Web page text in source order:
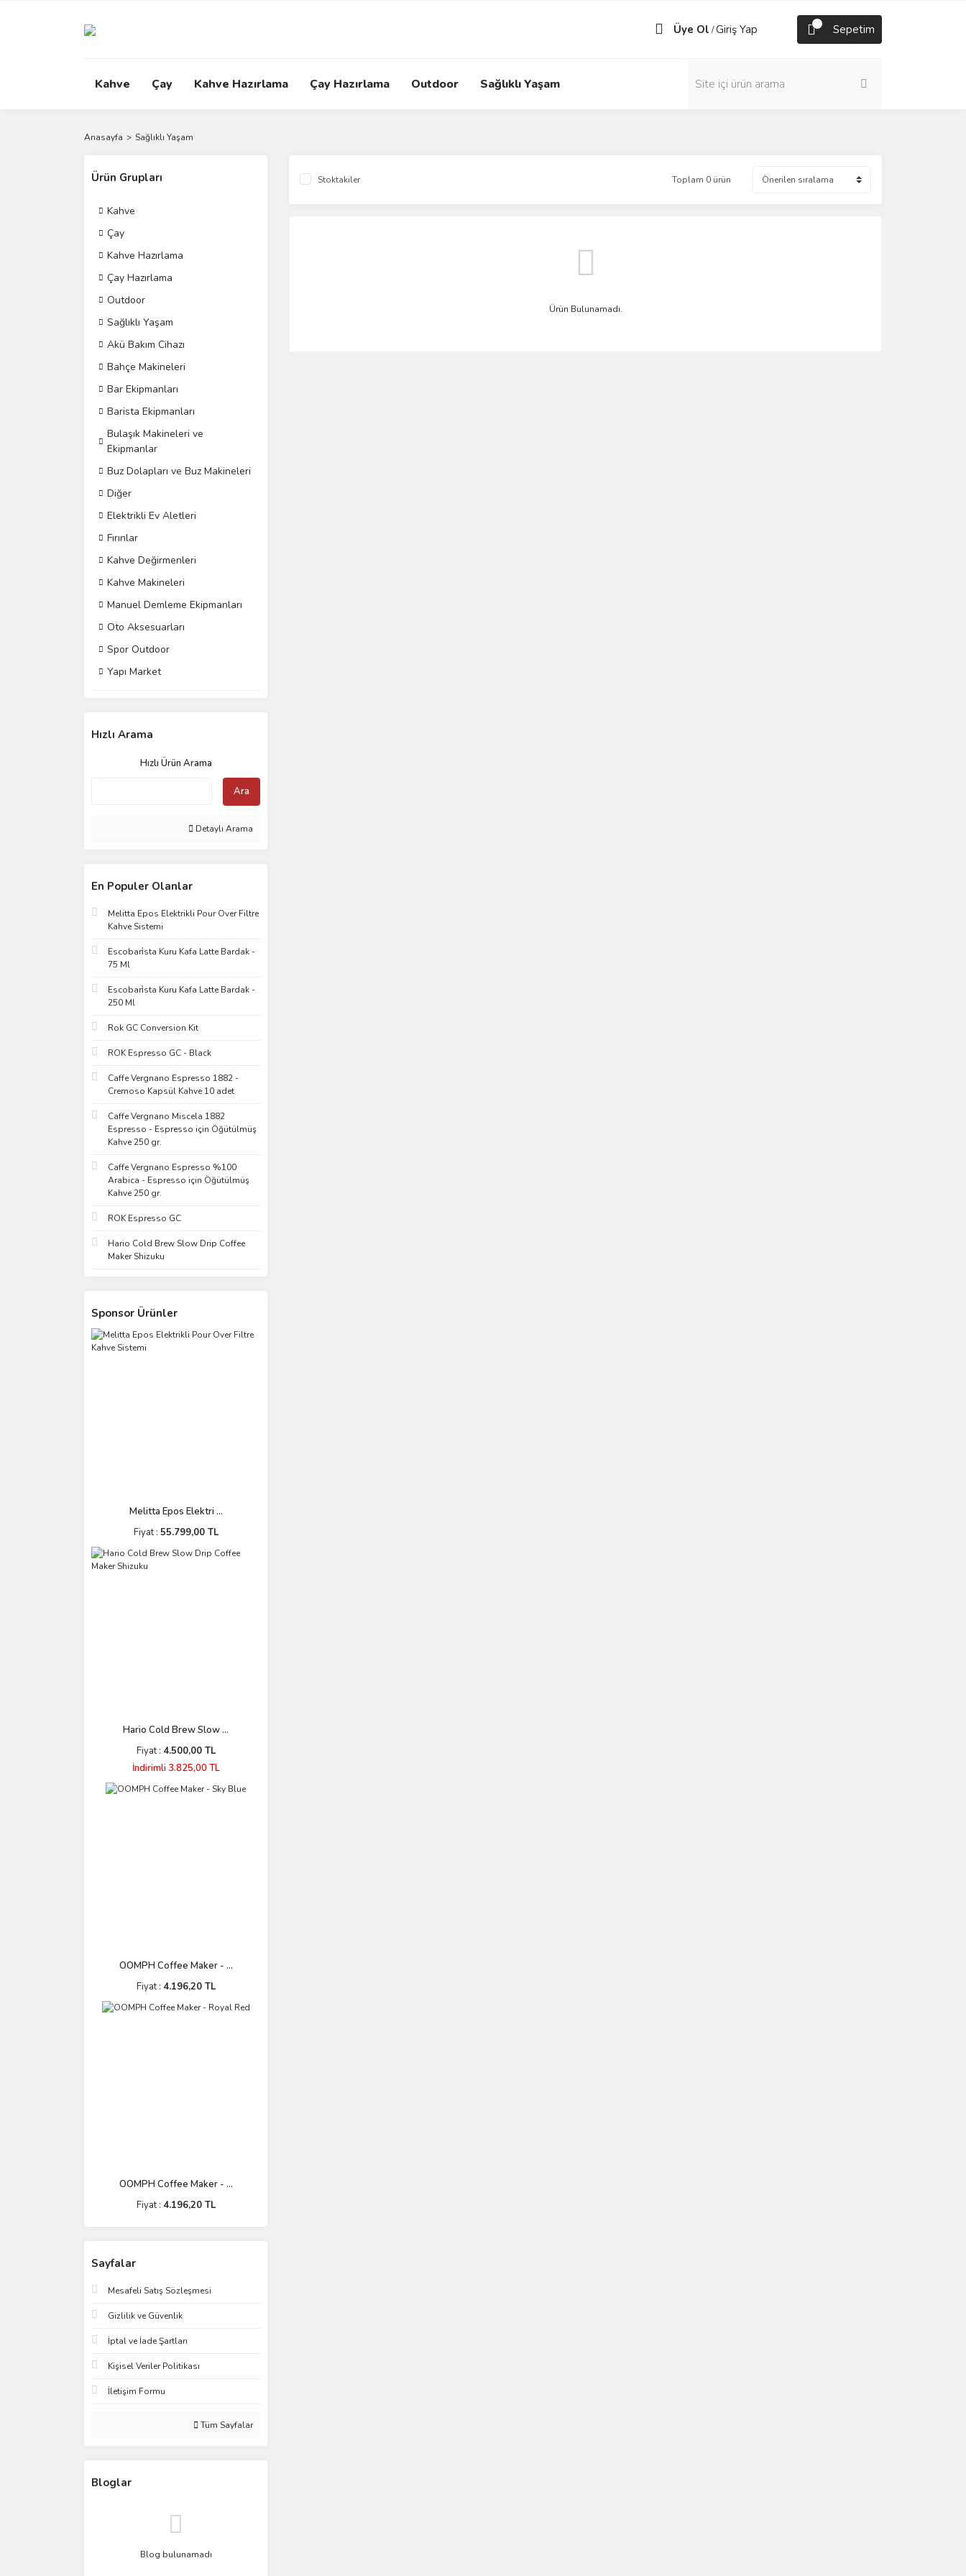
Üye Ol /Giriş Yap Sepetim
Kahve Çay Kahve Hazırlama Çay Hazırlama Outdoor Sağlıklı Yaşam
Anasayfa Sağlıklı Yaşam
Ürün Grupları
Kahve
Çay
Kahve Hazırlama
Çay Hazırlama
Outdoor
Sağlıklı Yaşam
Akü Bakım Cihazı
Bahçe Makineleri
Bar Ekipmanları
Barista Ekipmanları
Bulaşık Makineleri ve
Ekipmanlar
Buz Dolapları ve Buz Makineleri
Diğer
Elektrikli Ev Aletleri
Fırınlar
Kahve Değirmenleri
Kahve Makineleri
Manuel Demleme Ekipmanları
Oto Aksesuarları
Spor Outdoor
Yapı Market
Hızlı Arama
Hızlı Ürün Arama
Ara
Detaylı Arama
En Populer Olanlar
Melitta Epos Elektrikli Pour Over Filtre
Kahve Sistemi
Escobari̇sta Kuru Kafa Latte Bardak -
75 Ml
Escobari̇sta Kuru Kafa Latte Bardak -
250 Ml
Rok GC Conversion Kit
ROK Espresso GC - Black
Caffe Vergnano Espresso 1882 -
Cremoso Kapsül Kahve 10 adet
Caffe Vergnano Miscela 1882
Espresso - Espresso için Öğütülmüş
Kahve 250 gr.
Caffe Vergnano Espresso %100
Arabica - Espresso için Öğütülmüş
Kahve 250 gr.
ROK Espresso GC
Hario Cold Brew Slow Drip Coffee
Maker Shizuku
Sponsor Ürünler
Melitta Epos Elektri ...
Fiyat : 55.799,00 TL
Hario Cold Brew Slow ...
Fiyat : 4.500,00 TL
İndirimli 3.825,00 TL
OOMPH Coffee Maker - ...
Fiyat : 4.196,20 TL
OOMPH Coffee Maker - ...
Fiyat : 4.196,20 TL
Sayfalar
Mesafeli Satış Sözleşmesi
Gizlilik ve Güvenlik
İptal ve İade Şartları
Kişisel Veriler Politikası
İletişim Formu
Tüm Sayfalar
Bloglar
Blog bulunamadı
Stoktakiler Toplam 0 ürün
Ürün Bulunamadı.